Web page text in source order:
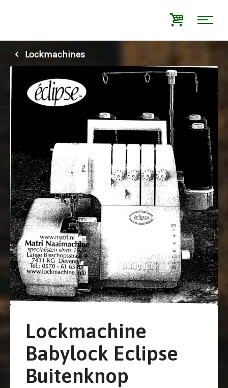
Lockmachines
Lockmachine
Babylock Eclipse
Buitenknop